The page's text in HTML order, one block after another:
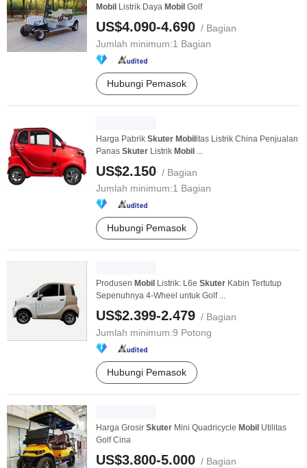
Mobil Listrik Daya Mobil Golf
US$4.090-4.690 / Bagian
Jumlah minimum:1 Bagian
Hubungi Pemasok
Harga Pabrik Skuter Mobil itas Listrik China Penjualan
Panas Skuter Listrik Mobil ...
US$2.150 / Bagian
Jumlah minimum:1 Bagian
Hubungi Pemasok
Produsen Mobil Listrik: L6e Skuter Kabin Tertutup
Sepenuhnya 4-Wheel untuk Golf ...
US$2.399-2.479 / Bagian
Jumlah minimum:9 Potong
Hubungi Pemasok
Harga Grosir Skuter Mini Quadricycle Mobil Utilitas
Golf Cina
US$3.800-5.000 / Bagian